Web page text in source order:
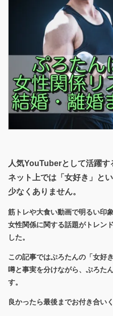
人気YouTuberとして活躍す
ネット上では「女好き」と
少なくありません。
筋トレや大食い動画で明るい印
女性関係に関する話題がトレン
した。
この記事ではぷろたんの「女好
噂と事実を分けながら、ぷろた
す。
良かったら最後までお付き合い